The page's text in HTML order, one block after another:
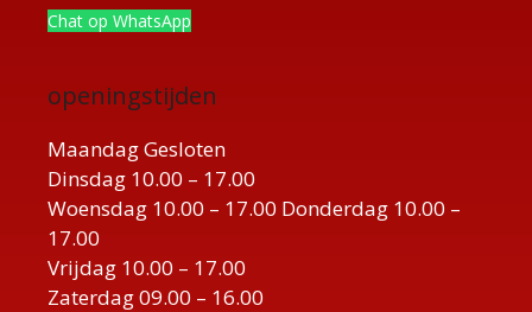
Chat op WhatsApp
openingstijden
Maandag Gesloten
Dinsdag 10.00 – 17.00
Woensdag 10.00 – 17.00 Donderdag 10.00 –
17.00
Vrijdag 10.00 – 17.00
Zaterdag 09.00 – 16.00